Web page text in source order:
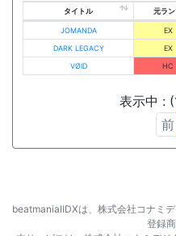
タイトル 元ラ
JOMANDA EX
DARK LEGACY
EX
VØID
HC
表示中 :
前
beatmaniaⅡDXは、株式会社コナミ
登録商